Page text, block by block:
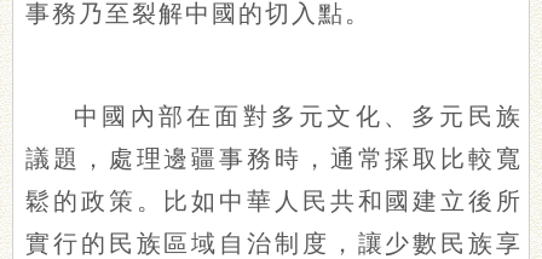
事務乃至裂解中國的切入點。
中國內部在面對多元文化、多元民族
議題，處理邊疆事務時，通常採取比較寬
鬆的政策。比如中華人民共和國建立後所
實行的民族區域自治制度，讓少數民族享